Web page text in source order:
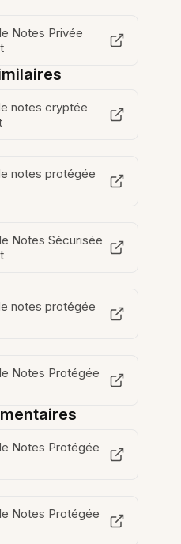
Notes Privée
notes cryptée
notes protégée
Notes Sécurisée
notes protégée
Notes Protégée
Notes Protégée
Notes Protégée